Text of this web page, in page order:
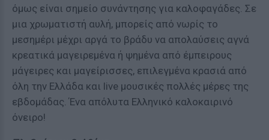
όμως είναι σημείο συνάντησης για καλοφαγάδες. Σε
μια χρωματιστή αυλή, μπορείς από νωρίς το
μεσημέρι μέχρι αργά το βράδυ να απολαύσεις αγνά
κρεατικά μαγειρεμένα ή ψημένα από έμπειρους
μάγειρες και μαγείρισσες, επιλεγμένα κρασιά από
όλη την Ελλάδα και live μουσικές πολλές μέρες της
εβδομάδας. Ένα απόλυτα Ελληνικό καλοκαιρινό
όνειρο!